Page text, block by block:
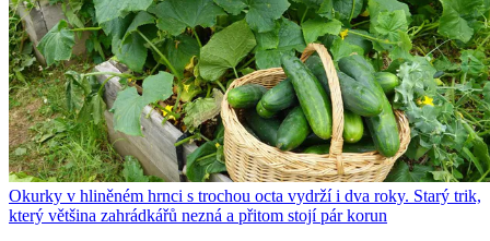
Okurky v hliněném hrnci s trochou octa vydrží i dva roky. Starý trik,
který většina zahrádkářů nezná a přitom stojí pár korun